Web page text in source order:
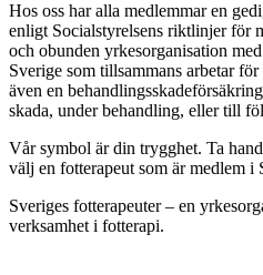
Hos oss har alla medlemmar en
enligt Socialstyrelsens riktlinjer för
och obunden yrkesorganisation
Sverige som tillsammans arbetar
även en
skada, under behandling, eller till
Vår symbol är din trygghet. Ta
välj en fotterapeut som är medlem i
Sveriges fotterapeuter – en
verksamhet i fotterapi.